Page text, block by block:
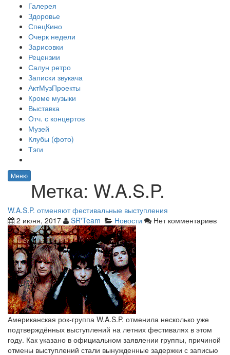
Галерея
Здоровье
СпецКино
Очерк недели
Зарисовки
Рецензии
Салун ретро
Записки звукача
АктМузПроекты
Кроме музыки
Выставка
Отч. с концертов
Музей
Клубы (фото)
Тэги
Меню
Метка: W.A.S.P.
W.A.S.P. отменяют фестивальные выступления
2 июня, 2017
SR'Team Новости Нет комментариев
Американская рок-группа W.A.S.P. отменила несколько уже
подтверждённых выступлений на летних фестивалях в этом
году. Как указано в официальном заявлении группы, причиной
отмены выступлений стали вынужденные задержки с записью